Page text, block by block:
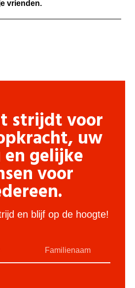
vrienden.
strijdt voor
uw
en gelijke
voor
en blijf op de hoogte!